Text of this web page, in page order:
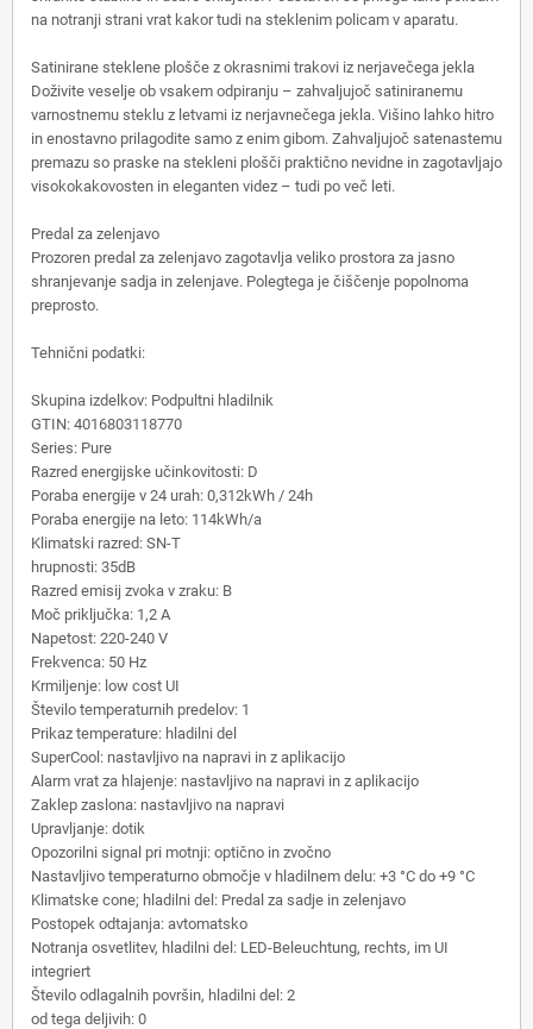
na notranji strani vrat kakor tudi na steklenim policam v aparatu.
Satinirane steklene plošče z okrasnimi trakovi iz nerjavečega jekla
Doživite veselje ob vsakem odpiranju – zahvaljujoč satiniranemu
varnostnemu steklu z letvami iz nerjavnečega jekla. Višino lahko hitro
in enostavno prilagodite samo z enim gibom. Zahvaljujoč satenastemu
premazu so praske na stekleni plošči praktično nevidne in zagotavljajo
visokokakovosten in eleganten videz – tudi po več leti.
Predal za zelenjavo
Prozoren predal za zelenjavo zagotavlja veliko prostora za jasno
shranjevanje sadja in zelenjave. Polegtega je čiščenje popolnoma
preprosto.
Tehnični podatki:
Skupina izdelkov: Podpultni hladilnik
GTIN: 4016803118770
Series: Pure
Razred energijske učinkovitosti: D
Poraba energije v 24 urah: 0,312kWh / 24h
Poraba energije na leto: 114kWh/a
Klimatski razred: SN-T
hrupnosti: 35dB
Razred emisij zvoka v zraku: B
Moč priključka: 1,2 A
Napetost: 220-240 V
Frekvenca: 50 Hz
Krmiljenje: low cost UI
Število temperaturnih predelov: 1
Prikaz temperature: hladilni del
SuperCool: nastavljivo na napravi in z aplikacijo
Alarm vrat za hlajenje: nastavljivo na napravi in z aplikacijo
Zaklep zaslona: nastavljivo na napravi
Upravljanje: dotik
Opozorilni signal pri motnji: optično in zvočno
Nastavljivo temperaturno območje v hladilnem delu: +3 °C do +9 °C
Klimatske cone; hladilni del: Predal za sadje in zelenjavo
Postopek odtajanja: avtomatsko
Notranja osvetlitev, hladilni del: LED-Beleuchtung, rechts, im UI
integriert
Število odlagalnih površin, hladilni del: 2
od tega deljivih: 0